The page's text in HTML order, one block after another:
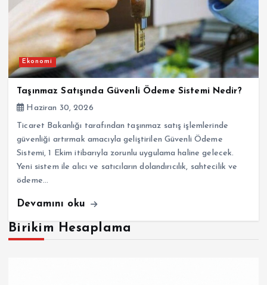
Ekonomi
Taşınmaz Satışında Güvenli Ödeme Sistemi Nedir?
Haziran 30, 2026
Ticaret Bakanlığı tarafından taşınmaz satış işlemlerinde
güvenliği artırmak amacıyla geliştirilen Güvenli Ödeme
Sistemi, 1 Ekim itibarıyla zorunlu uygulama haline gelecek.
Yeni sistem ile alıcı ve satıcıların dolandırıcılık, sahtecilik ve
ödeme…
Devamını oku
Birikim Hesaplama